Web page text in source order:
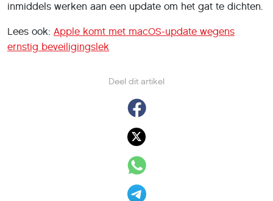
Deel dit artikel
inmiddels werken aan een update om het gat te dichten.
Lees ook: Apple komt met macOS-update wegens
ernstig beveiligingslek